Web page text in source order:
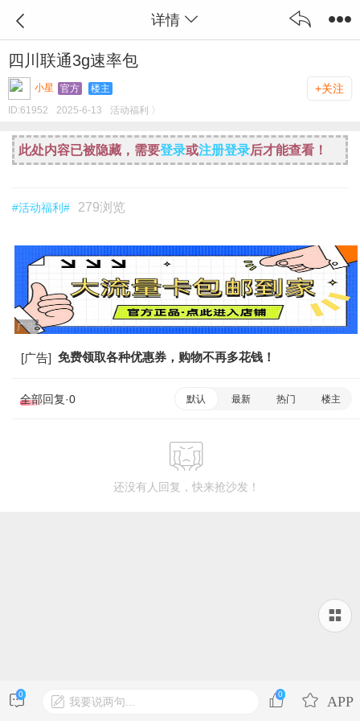
详情
四川联通3g速率包
+关注
小星 官方
楼主
ID:61952 2025-6-13 活动福利 〉
此处内容已被隐藏，需要登录或注册登录后才能查看！
#活动福利# 279浏览
广告
[广告] 免费领取各种优惠券，购物不再多花钱！
全部回复·0 默认 最新 热门 楼主
还没有人回复，快来抢沙发！
0
我要说两句...
0